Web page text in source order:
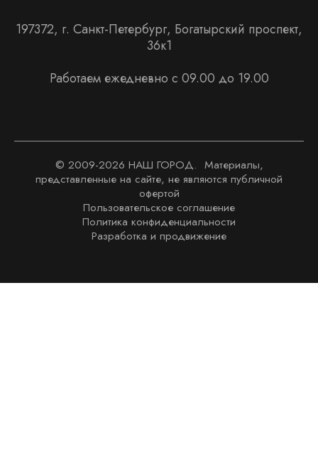
197372, г. Санкт-Петербург, Богатырский проспект,
36к1
Работаем ежедневно с 09.00 до 19.00
© 2009-2026 НАШ ГОРОД. Материалы,
представленные на сайте, не являются публичной
офертой
Пользовательское соглашение
Политика конфиденциальности
Разработка и продвижение